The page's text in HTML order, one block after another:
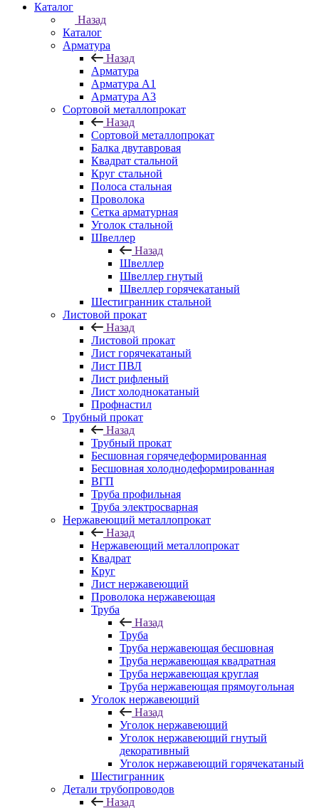
Каталог
Назад
Каталог
Арматура
Назад
Арматура
Арматура A1
Арматура А3
Сортовой металлопрокат
Назад
Сортовой металлопрокат
Балка двутавровая
Квадрат стальной
Круг стальной
Полоса стальная
Проволока
Сетка арматурная
Уголок стальной
Швеллер
Назад
Швеллер
Швеллер гнутый
Швеллер горячекатаный
Шестигранник стальной
Листовой прокат
Назад
Листовой прокат
Лист горячекатаный
Лист ПВЛ
Лист рифленый
Лист холоднокатаный
Профнастил
Трубный прокат
Назад
Трубный прокат
Бесшовная горячедеформированная
Бесшовная холоднодеформированная
ВГП
Труба профильная
Труба электросварная
Нержавеющий металлопрокат
Назад
Нержавеющий металлопрокат
Квадрат
Круг
Лист нержавеющий
Проволока нержавеющая
Труба
Назад
Труба
Труба нержавеющая бесшовная
Труба нержавеющая квадратная
Труба нержавеющая круглая
Труба нержавеющая прямоугольная
Уголок нержавеющий
Назад
Уголок нержавеющий
Уголок нержавеющий гнутый
декоративный
Уголок нержавеющий горячекатаный
Шестигранник
Детали трубопроводов
Назад